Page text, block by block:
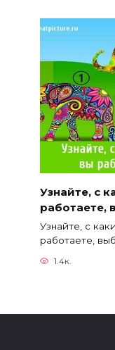
Узнайте, с
работаете,
Узнайте, с
работаете,
1.4к.